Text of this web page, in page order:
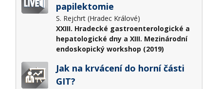
papilektomie
S. Rejchrt (Hradec Králové)
XXIII. Hradecké gastroenterologické a
hepatologické dny a XIII. Mezinárodní
endoskopický workshop (2019)
Jak na krvácení do horní části
GIT?